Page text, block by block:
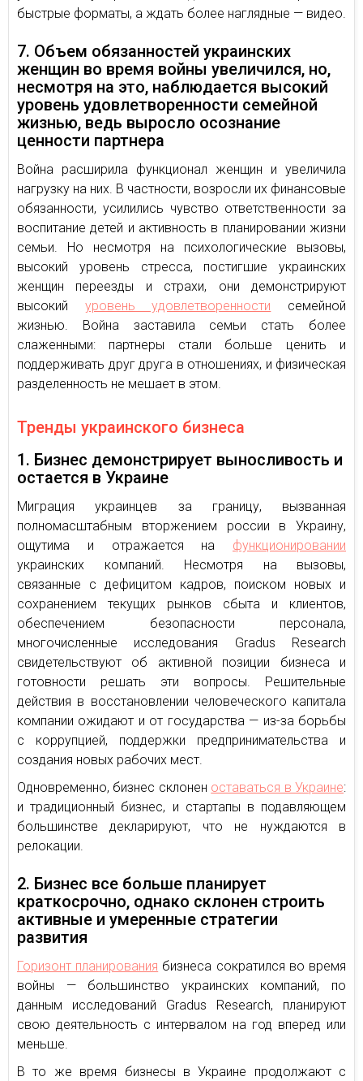
быстрые форматы, а ждать более наглядные — видео.
7. Объем обязанностей украинских
женщин во время войны увеличился, но,
несмотря на это, наблюдается высокий
уровень удовлетворенности семейной
жизнью, ведь выросло осознание
ценности партнера
Война расширила функционал женщин и увеличила
нагрузку на них. В частности, возросли их финансовые
обязанности, усилились чувство ответственности за
воспитание детей и активность в планировании жизни
семьи. Но несмотря на психологические вызовы,
высокий уровень стресса, постигшие украинских
женщин переезды и страхи, они демонстрируют
высокий уровень удовлетворенности семейной
жизнью. Война заставила семьи стать более
слаженными: партнеры стали больше ценить и
поддерживать друг друга в отношениях, и физическая
разделенность не мешает в этом.
Тренды украинского бизнеса
1. Бизнес демонстрирует выносливость и
остается в Украине
Миграция украинцев за границу, вызванная
полномасштабным вторжением россии в Украину,
ощутима и отражается на функционировании
украинских компаний. Несмотря на вызовы,
связанные с дефицитом кадров, поиском новых и
сохранением текущих рынков сбыта и клиентов,
обеспечением безопасности персонала,
многочисленные исследования Gradus Research
свидетельствуют об активной позиции бизнеса и
готовности решать эти вопросы. Решительные
действия в восстановлении человеческого капитала
компании ожидают и от государства — из-за борьбы
с коррупцией, поддержки предпринимательства и
создания новых рабочих мест.
Одновременно, бизнес склонен оставаться в Украине:
и традиционный бизнес, и стартапы в подавляющем
большинстве декларируют, что не нуждаются в
релокации.
2. Бизнес все больше планирует
краткосрочно, однако склонен строить
активные и умеренные стратегии
развития
Горизонт планирования бизнеса сократился во время
войны — большинство украинских компаний, по
данным исследований Gradus Research, планируют
свою деятельность с интервалом на год вперед или
меньше.
В то же время бизнесы в Украине продолжают с